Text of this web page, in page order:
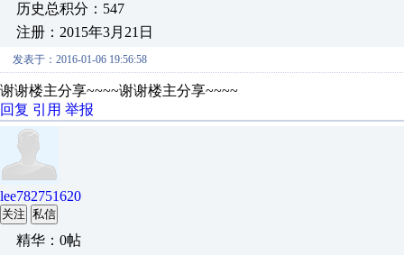
历史总积分：547
注册：2015年3月21日
发表于：2016-01-06 19:56:58
谢谢楼主分享~~~~谢谢楼主分享~~~~
回复 引用 举报
lee782751620
关注 私信
精华：0帖